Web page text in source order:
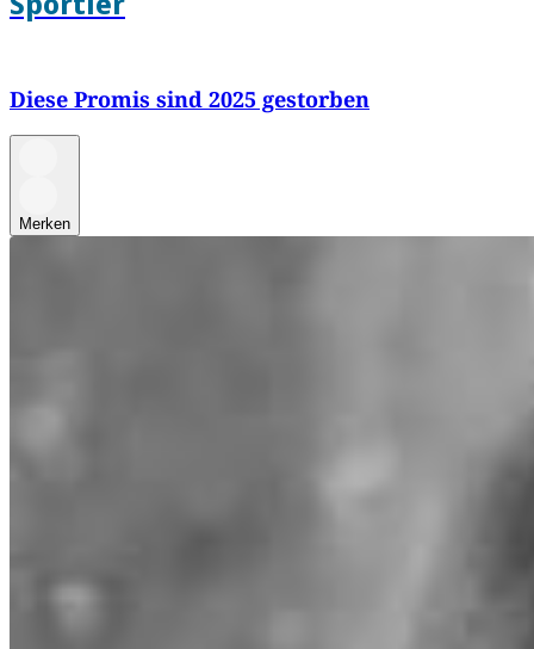
Diese Promis sind 2025 gestorben
Merken